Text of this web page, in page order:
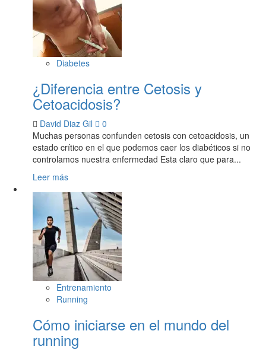
Diabetes
¿Diferencia entre Cetosis y
Cetoacidosis?
David Diaz Gil
0
Muchas personas confunden cetosis con cetoacidosis, un
estado crítico en el que podemos caer los diabéticos si no
controlamos nuestra enfermedad Esta claro que para...
Leer más
Entrenamiento
Running
Cómo iniciarse en el mundo del
running